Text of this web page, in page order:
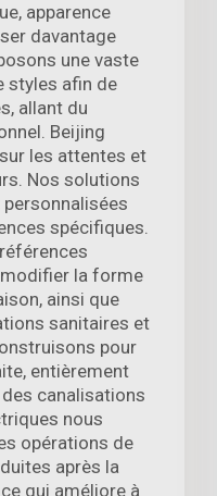
apparence
davantage
une vaste
styles afin de
allant du
Beijing
les attentes et
Nos solutions
spécifiques.
la forme
ainsi que
sanitaires et
pour
entièrement
canalisations
nous
opérations de
après la
qui améliore à